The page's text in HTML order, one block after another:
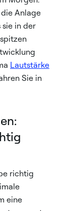
Anlage
sie in der
Lautstärke
Sie in
richtig
eine